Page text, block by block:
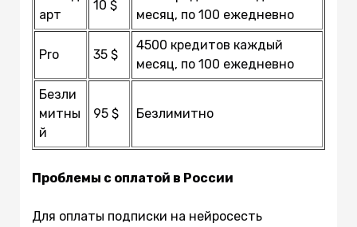
арт
10 $
месяц, по 100 ежедневно
Pro 35 $
4500 кредитов каждый
месяц, по 100 ежедневно
Безли
митны
й
95 $ Безлимитно
Проблемы с оплатой в России
Для оплаты подписки на нейросесть